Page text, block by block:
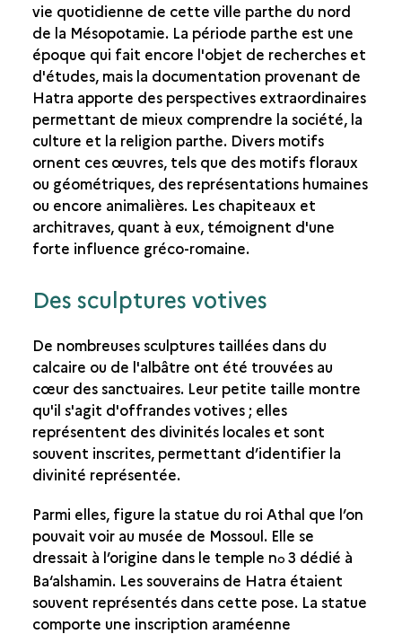
vie quotidienne de cette ville parthe du nord
de la Mésopotamie. La période parthe est une
époque qui fait encore l'objet de recherches et
d'études, mais la documentation provenant de
Hatra apporte des perspectives extraordinaires
permettant de mieux comprendre la société, la
culture et la religion parthe. Divers motifs
ornent ces œuvres, tels que des motifs floraux
ou géométriques, des représentations humaines
ou encore animalières. Les chapiteaux et
architraves, quant à eux, témoignent d'une
forte influence gréco-romaine.
Des sculptures votives
De nombreuses sculptures taillées dans du
calcaire ou de l'albâtre ont été trouvées au
cœur des sanctuaires. Leur petite taille montre
qu'il s'agit d'offrandes votives ; elles
représentent des divinités locales et sont
souvent inscrites, permettant d’identifier la
divinité représentée.
Parmi elles, figure la statue du roi Athal que l’on
pouvait voir au musée de Mossoul. Elle se
dressait à l’origine dans le temple no 3 dédié à
Ba‘alshamin. Les souverains de Hatra étaient
souvent représentés dans cette pose. La statue
comporte une inscription araméenne